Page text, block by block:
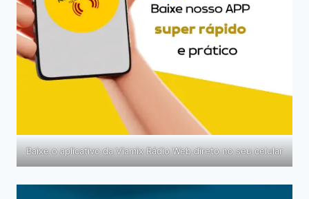
Baixe o aplicativo da Viamix Rádio Web direto no seu celular